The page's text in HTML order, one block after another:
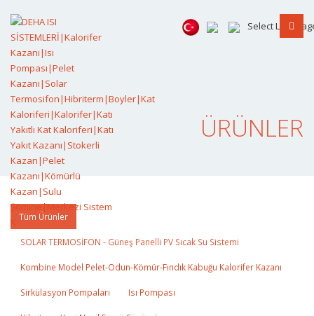
Select
ÜRÜNLER
Tüm Ürünler
SOLAR TERMOSİFON - Güneş Panelli PV Sıcak Su Sistemi
Kombine Model Pelet-Odun-Kömür-Fındık Kabuğu Kalorifer Kazanı
Sirkülasyon Pompaları Isı Pompası